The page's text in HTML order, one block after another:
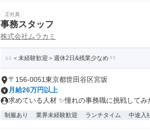
正社員
事務スタッフ
株式会社ムラカミ
＜未経験歓迎＞週休2日&残業少なめ
〒156-0051東京都世田谷区宮坂
月給26万円以上
求めている人材 ✨憧れの事務職に挑戦してみ
制服あり 業界未経験歓迎 ランチタイム 中途入